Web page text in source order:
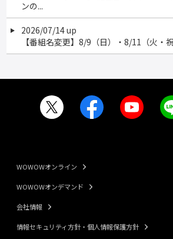
ンの...
2026/07/14 up
【番組名変更】8/9（日）・8/11（火・
WOWOWオンライン
WOWOWオンデマンド
会社情報
情報セキュリティ方針・個人情報保護方針